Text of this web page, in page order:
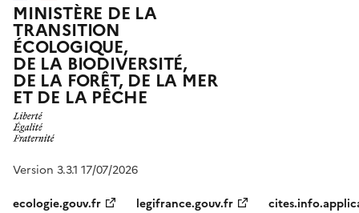
MINISTÈRE DE LA
TRANSITION
ÉCOLOGIQUE,
DE LA BIODIVERSITÉ,
DE LA FORÊT, DE LA MER
ET DE LA PÊCHE
Version 3.3.1 17/07/2026
ecologie.gouv.fr
legifrance.gouv.fr